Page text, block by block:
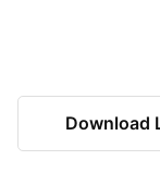
Download